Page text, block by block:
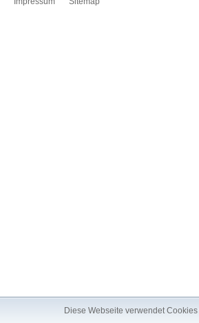
Diese Webseite verwendet Cookies